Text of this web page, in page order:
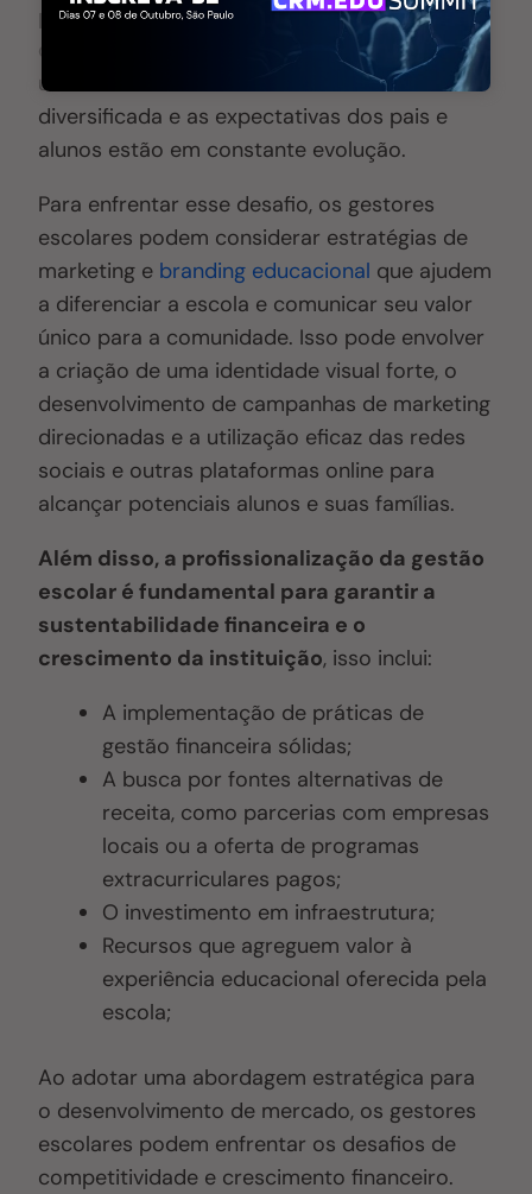
profissionalização.
As escolas enfrentam
desafios para se destacar e
atrair alunosem
um ambiente onde a oferta educacional é
diversificada e as expectativas dos pais e
alunos estão em constante evolução.
Para enfrentar esse desafio, os gestores
escolares podem considerar estratégias de
marketing e branding educacional que ajudem
a diferenciar a escola e comunicar seu valor
único para a comunidade. Isso pode envolver
a criação de uma identidade visual forte, o
desenvolvimento de campanhas de marketing
direcionadas e a utilização eficaz das redes
sociais e outras plataformas online para
alcançar potenciais alunos e suas famílias.
Além disso, a profissionalização da gestão
escolar é fundamental para garantir a
sustentabilidade financeira e o
crescimento da instituição, isso inclui:
A implementação de práticas de
gestão financeira sólidas;
A busca por fontes alternativas de
receita, como parcerias com empresas
locais ou a oferta de programas
extracurriculares pagos;
O investimento em infraestrutura;
Recursos que agreguem valor à
experiência educacional oferecida pela
escola;
Ao adotar uma abordagem estratégica para
o desenvolvimento de mercado, os gestores
escolares podem enfrentar os desafios de
competitividade e crescimento financeiro.